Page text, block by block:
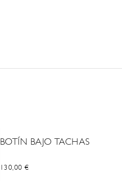
BOTÍN BAJO TACHAS
Precio de oferta
130,00 €